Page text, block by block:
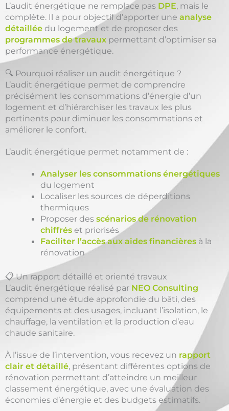
L’audit énergétique ne remplace pas DPE, mais le
complète. Il a pour objectif d’apporter une analyse
détaillée du logement et de proposer des
programmes de travaux permettant d’optimiser sa
performance énergétique.
🔍 Pourquoi réaliser un audit énergétique ?
L’audit énergétique permet de comprendre
précisément les consommations d’énergie d’un
logement et d’hiérarchiser les travaux les plus
pertinents pour diminuer les consommations et
améliorer le confort.
L’audit énergétique permet notamment de :
Analyser les consommations énergétiques
du logement
Localiser les sources de déperditions
thermiques
Proposer desscénarios de rénovation
chiffrés et priorisés
Faciliter l’accès aux aides financières à la
rénovation
📋 Un rapport détaillé et orienté travaux
L’audit énergétique réalisé par NEO Consulting
comprend une étude approfondie du bâti, des
équipements et des usages, incluant l’isolation, le
chauffage, la ventilation et la production d’eau
chaude sanitaire.
À l’issue de l’intervention, vous recevez un rapport
clair et détaillé, présentant différentes options de
rénovation permettant d’atteindre un meilleur
classement énergétique, avec une évaluation des
économies d’énergie et des budgets estimatifs.